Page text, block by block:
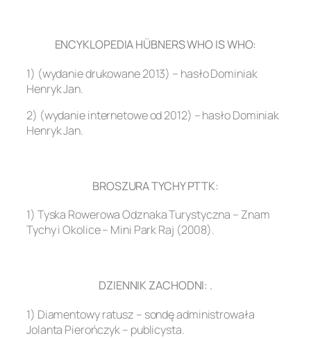
ENCYKLOPEDIA HÜBNERS WHO IS WHO:
1) (wydanie drukowane 2013) – hasło Dominiak
Henryk Jan.
2) (wydanie internetowe od 2012) – hasło Dominiak
Henryk Jan.
BROSZURA TYCHY PTTK:
1) Tyska Rowerowa Odznaka Turystyczna – Znam
Tychy i Okolice – Mini Park Raj (2008).
DZIENNIK ZACHODNI: .
1) Diamentowy ratusz – sondę administrowała
Jolanta Pierończyk – publicysta.